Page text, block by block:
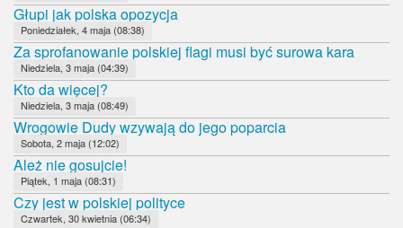
Głupi jak polska opozycja
Poniedziałek, 4 maja (08:38)
Za sprofanowanie polskiej flagi musi być surowa kara
Niedziela, 3 maja (04:39)
Kto da więcej?
Niedziela, 3 maja (08:49)
Wrogowie Dudy wzywają do jego poparcia
Sobota, 2 maja (12:02)
Ależ nie gosujcie!
Piątek, 1 maja (08:31)
Czy jest w polskiej polityce
Czwartek, 30 kwietnia (06:34)